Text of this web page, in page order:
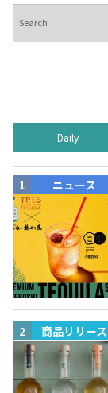
索
Daily
ニュース
商品リリース